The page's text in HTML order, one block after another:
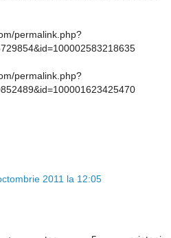
permalink.php?
permalink.php?
2011 la 12:05